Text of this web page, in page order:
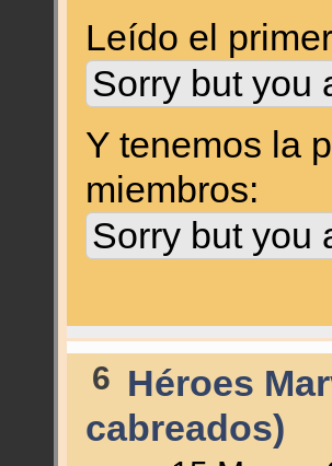
Leído el
Sorry but you
Y tenemos la
miembros:
Sorry but you
6 Héroes
cabreados)